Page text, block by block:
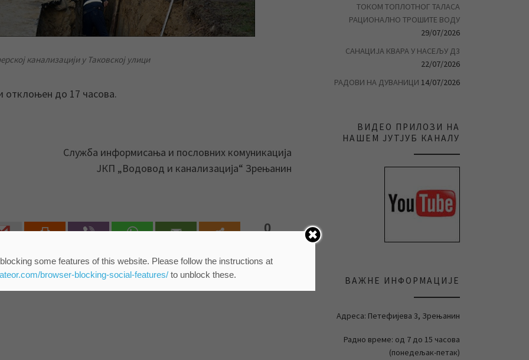
у Таковској улици
отклоњен до 17 часова.
Служба информисања и пословних комуникација
ЈКП „Водовод и канализација“ Зрењанин
0
ТОКОМ ТОПЛОТНОГ ТАЛАСА
РАЦИОНАЛНО ТРОШИТЕ ВОДУ
29/07/2026
САНАЦИЈА КВАРА У НАСЕЉУ Д3
22/07/2026
РАДОВИ НА ДУВАНИЦИ 14/07/2026
ВИДЕО ПРИЛОЗИ НА
НАШЕМ ЈУТЈУБ КАНАЛУ
ВАЖНЕ ИНФОРМАЦИЈЕ
Адреса: Петефијева 3, Зрењанин
Радно време: од 7 до 15 часова
(понедељак-петак)
some features of this website. Please follow the instructions at
browser-blocking-social-features/to unblock these.